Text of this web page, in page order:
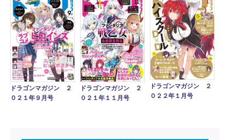
ドラゴンマガジン ２
０２１年９月号
ドラゴンマガジン ２
０２１年１１月号
ドラゴンマガジン ２
０２２年１月号